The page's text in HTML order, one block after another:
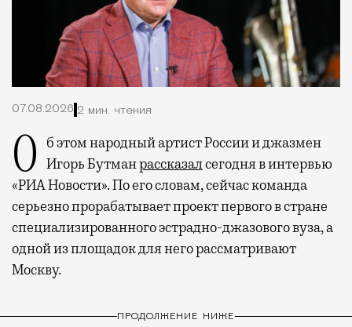
07.08.2026 2 мин. чтения
Об этом народный артист России и джазмен Игорь Бутманрассказалсегодня в интервью
«РИА Новости». По его словам, сейчас команда
серьезно прорабатывает проект первого в стране
специализированного эстрадно-джазового вуза, а
одной из площадок для него рассматривают
Москву.
ПРОДОЛЖЕНИЕ НИЖЕ